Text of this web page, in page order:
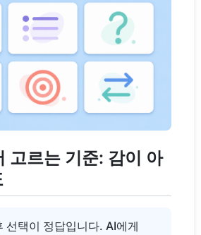
고르는 기준: 감이 아
선택이 정답입니다. AI에게